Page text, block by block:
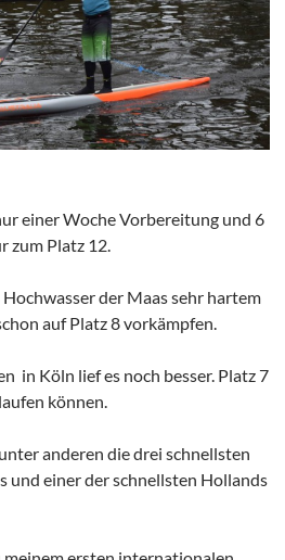
einer Woche Vorbereitung und 6
zum Platz 12.
der Maas sehr hartem
auf Platz 8 vorkämpfen.
in Köln lief es noch besser. Platz 7
können.
anderen die drei schnellsten
und einer der schnellsten Hollands